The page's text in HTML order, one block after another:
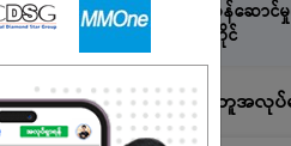
စားသုံးသူဝန်ဆောင်
အလုပ်အကိုင်
နောက်ထပ်အလားတူအလုပ်မ